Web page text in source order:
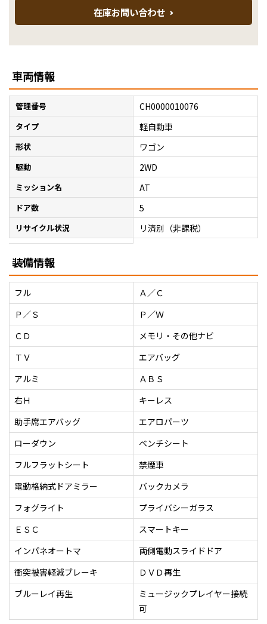
在庫お問い合わせ
車両情報
管理番号 CH0000010076
タイプ 軽自動車
形状 ワゴン
駆動 2WD
ミッション名 AT
ドア数 5
リサイクル状況 リ済別（非課税）
装備情報
フル
Ａ／Ｃ
Ｐ／Ｓ
Ｐ／Ｗ
ＣＤ
メモリ・その他ナビ
ＴＶ
エアバッグ
アルミ
ＡＢＳ
右Ｈ
キーレス
助手席エアバッグ
エアロパーツ
ローダウン
ベンチシート
フルフラットシート
禁煙車
電動格納式ドアミラー
バックカメラ
フォグライト
プライバシーガラス
ＥＳＣ
スマートキー
インパネオートマ
両側電動スライドドア
衝突被害軽減ブレーキ
ＤＶＤ再生
ブルーレイ再生
ミュージックプレイヤー接続
可